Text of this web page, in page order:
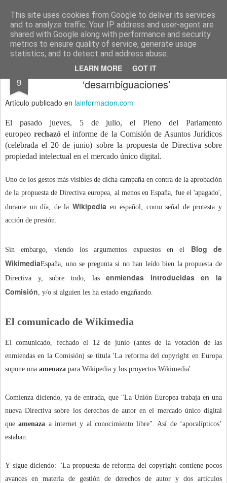
This site uses cookies from Google to deliver its services
and to analyze traffic. Your IP address and user-agent are
shared with Google along with performance and security
metrics to ensure quality of service, generate usage
statistics, and to detect and address abuse.
LEARN MORE GOT IT
menos tecnología y más pedagogía conceptos y reflexiones sobre la sociedad de la información
Pages
9
¿Quién engaña a la Wikipedia? Tres
‘desambiguaciones’
Artículo publicado en lainformacion.com
El pasado jueves, 5 de julio, el Pleno del Parlamento
europeorechazó el informe de la Comisión de Asuntos Jurídicos
(celebrada el 20 de junio) sobre la propuesta de Directiva sobre
propiedad intelectual en el mercado único digital.
Uno de los gestos más visibles de dicha campaña en contra de la aprobación
de la propuesta de Directiva europea, al menos en España, fue el 'apagado',
durante un día, de la Wikipediaen español, como señal de protesta y
acción de presión.
Sin embargo, viendo los argumentos expuestos en el
Blog de
WikimediaEspaña, uno se pregunta si no han leído bien la propuesta de
Directiva y, sobre todo, lasenmiendas introducidas en la
Comisión, y/o si alguien les ha estado engañando.
El comunicado de Wikimedia
El comunicado, fechado el 12 de junio (antes de la votación de las
enmiendas en la Comisión) se titula 'La reforma del copyright en Europa
supone una amenaza para Wikipedia y los proyectos Wikimedia'.
Comienza diciendo, ya de entrada, que "La Unión Europea trabaja en una
nueva Directiva sobre los derechos de autor en el mercado único digital
queamenaza a internet y al conocimiento libre". Así de ‘apocalípticos’
estaban.
Y sigue diciendo: "La propuesta de reforma del copyright contiene pocos
avances en materia de gestión de derechos de autor y dos artículos